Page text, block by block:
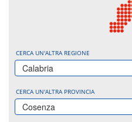
CERCA UN'ALTRA REGIONE
Calabria
CERCA UN'ALTRA PROVINCIA
Cosenza